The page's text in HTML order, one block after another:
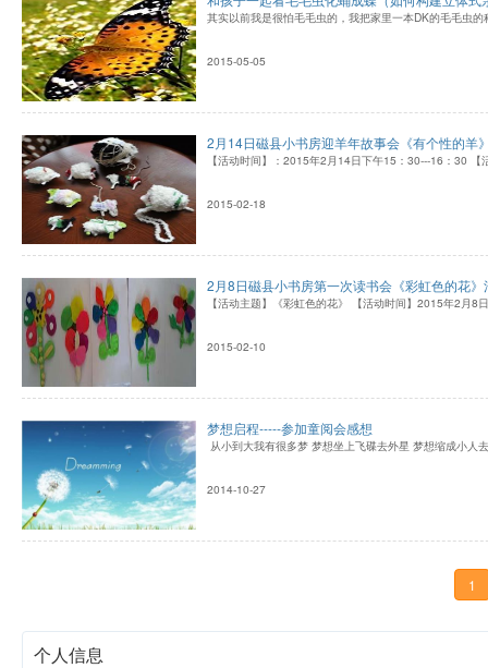
其实以前我是很怕毛毛虫的，我把家里一本DK的毛毛虫
2015-05-05
2月14日磁县小书房迎羊年故事会《有个性的羊
【活动时间】：2015年2月14日下午15：30---16：30
2015-02-18
2月8日磁县小书房第一次读书会《彩虹色的花
【活动主题】《彩虹色的花》 【活动时间】2015年2月
2015-02-10
梦想启程-----参加童阅会感想
从小到大我有很多梦 梦想坐上飞碟去外星 梦想缩成小人
2014-10-27
1
个人信息